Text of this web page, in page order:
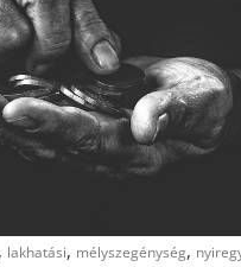
, lakhatási, mélyszegénység,